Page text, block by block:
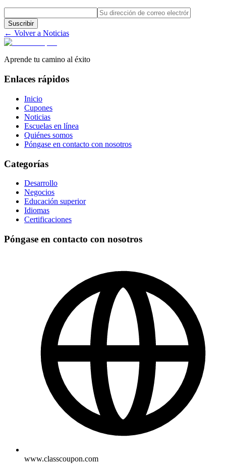
Suscribir
← Volver a Noticias
Aprende tu camino al éxito
Enlaces rápidos
Inicio
Cupones
Noticias
Escuelas en línea
Quiénes somos
Póngase en contacto con nosotros
Categorías
Desarrollo
Negocios
Educación superior
Idiomas
Certificaciones
Póngase en contacto con nosotros
www.classcoupon.com